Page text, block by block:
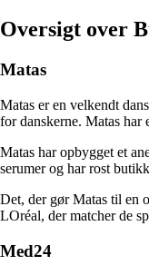
Oversigt over
Matas
Matas er en velkendt
for danskerne. Matas har
Matas har opbygget et
serumer og har rost
Det, der gør Matas til en
LOréal, der matcher de
Med24